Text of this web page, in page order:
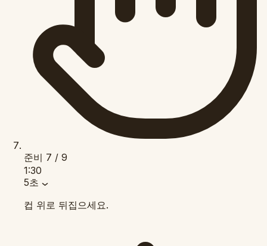
준비 7 / 9
1:30
5초
컵 위로 뒤집으세요.